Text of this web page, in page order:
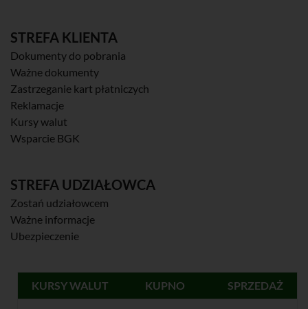
STREFA KLIENTA
Dokumenty do pobrania
Ważne dokumenty
Zastrzeganie kart płatniczych
Reklamacje
Kursy walut
Wsparcie BGK
STREFA UDZIAŁOWCA
Zostań udziałowcem
Ważne informacje
Ubezpieczenie
KURSY WALUT KUPNO SPRZEDAŻ